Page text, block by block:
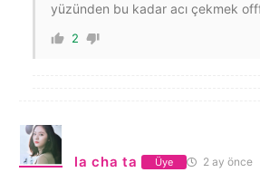
yüzünden bu kadar acı çekmek
2
la cha ta Üye 2 ay önce